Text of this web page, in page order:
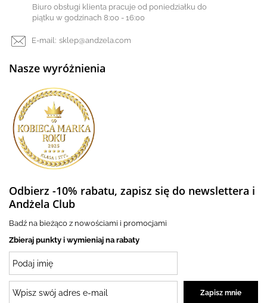
Biuro obsługi klienta pracuje od poniedziałku do
piątku w godzinach 8:00 - 16:00
E-mail: sklep@andzela.com
Nasze wyróżnienia
Odbierz -10% rabatu, zapisz się do newslettera i
Andżela Club
Badź na bieżąco z nowościami i promocjami
Zbieraj punkty i wymieniaj na rabaty